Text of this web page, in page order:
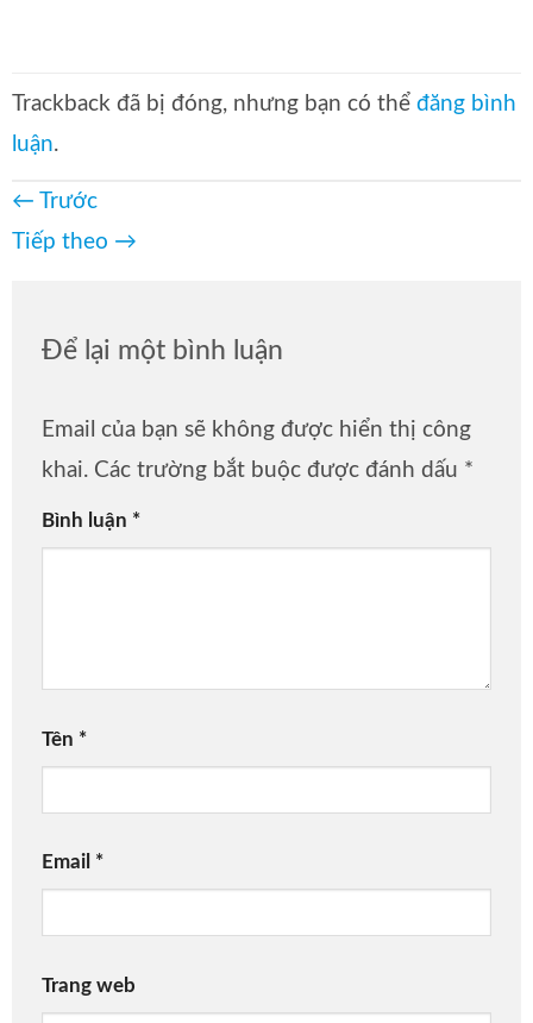
Trackback đã bị đóng, nhưng bạn có thể đăng bình
luận.
← Trước
Tiếp theo →
Để lại một bình luận
Email của bạn sẽ không được hiển thị công
khai. Các trường bắt buộc được đánh dấu *
Bình luận *
Tên *
Email *
Trang web